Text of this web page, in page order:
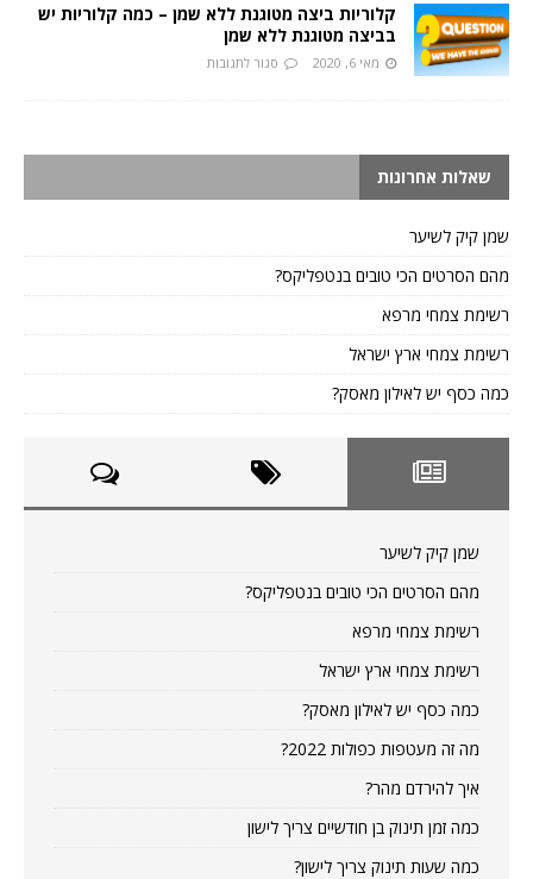
קלוריות ביצה מטוגנת ללא שמן – כמה קלוריות יש
בביצה מטוגנת ללא שמן
מאי 6, 2020 סגור לתגובות
שאלות אחרונות
שמן קיק לשיער
מהם הסרטים הכי טובים בנטפליקס?
רשימת צמחי מרפא
רשימת צמחי ארץ ישראל
כמה כסף יש לאילון מאסק?
שמן קיק לשיער
מהם הסרטים הכי טובים בנטפליקס?
רשימת צמחי מרפא
רשימת צמחי ארץ ישראל
כמה כסף יש לאילון מאסק?
מה זה מעטפות כפולות 2022?
איך להירדם מהר?
כמה זמן תינוק בן חודשיים צריך לישון
כמה שעות תינוק צריך לישון?